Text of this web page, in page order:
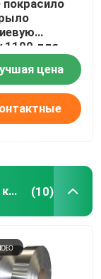
покрасило
1100 для
300mm в
505mm
цена
Холоднопрокатная алюминиевая катушка (10)